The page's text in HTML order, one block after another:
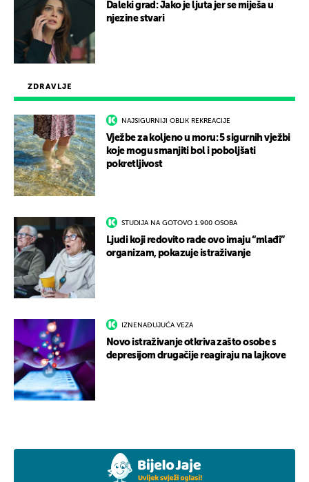
ZDRAVLJE
NAJSIGURNIJI OBLIK REKREACIJE
Vježbe za koljeno u moru: 5 sigurnih vježbi
koje mogu smanjiti bol i poboljšati
pokretljivost
STUDIJA NA GOTOVO 1.900 OSOBA
Ljudi koji redovito rade ovo imaju “mlađi”
organizam, pokazuje istraživanje
IZNENAĐUJUĆA VEZA
Novo istraživanje otkriva zašto osobe s
depresijom drugačije reagiraju na lajkove
Daleki grad: Jako je ljuta jer se miješa u
njezine stvari